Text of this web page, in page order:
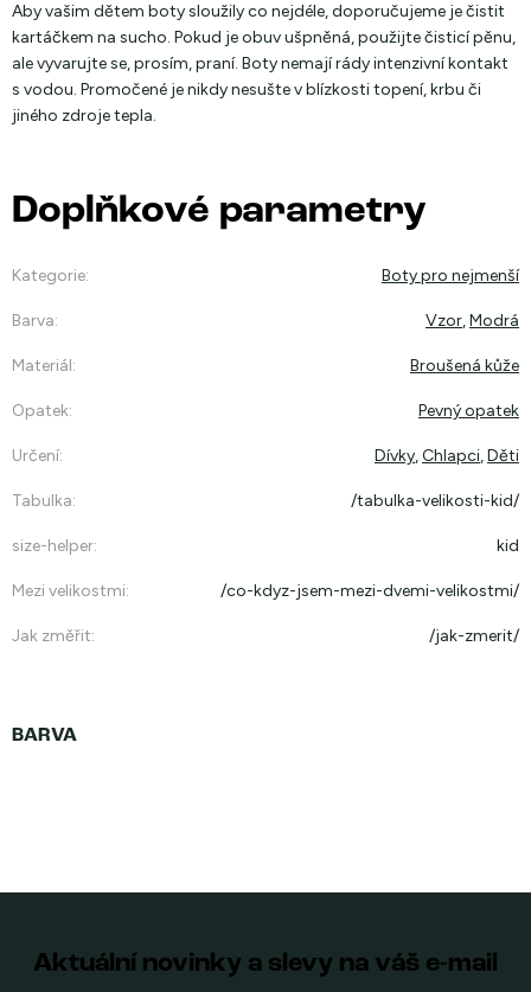
Aby vašim dětem boty sloužily co nejdéle, doporučujeme je čistit
kartáčkem na sucho. Pokud je obuv ušpněná, použijte čisticí pěnu,
ale vyvarujte se, prosím, praní. Boty nemají rády intenzivní kontakt
s vodou. Promočené je nikdy nesušte v blízkosti topení, krbu či
jiného zdroje tepla.
Doplňkové parametry
Kategorie: Boty pro nejmenší
Barva: Vzor,Modrá
Materiál: Broušená kůže
Opatek: Pevný opatek
Určení: Dívky,Chlapci,Děti
Tabulka: /tabulka-velikosti-kid/
size-helper: kid
Mezi velikostmi: /co-kdyz-jsem-mezi-dvemi-velikostmi/
Jak změřit: /jak-zmerit/
Aktuální novinky a slevy na váš e-mail